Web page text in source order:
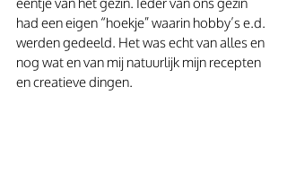
had een eigen “hoekje” waarin hobby’s e.d.
werden gedeeld. Het was echt van alles en
nog wat en van mij natuurlijk mijn recepten
en creatieve dingen.